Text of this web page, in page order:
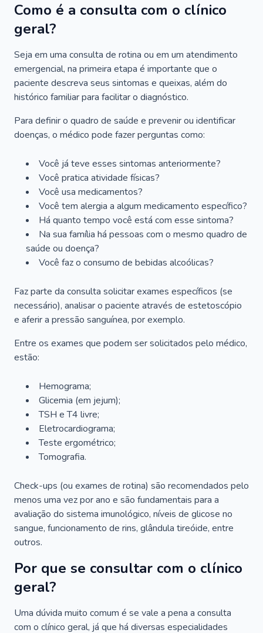
Como é a consulta com o clínico
geral?
Seja em uma consulta de rotina ou em um atendimento
emergencial, na primeira etapa é importante que o
paciente descreva seus sintomas e queixas, além do
histórico familiar para facilitar o diagnóstico.
Para definir o quadro de saúde e prevenir ou identificar
doenças, o médico pode fazer perguntas como:
Você já teve esses sintomas anteriormente?
Você pratica atividade físicas?
Você usa medicamentos?
Você tem alergia a algum medicamento específico?
Há quanto tempo você está com esse sintoma?
Na sua família há pessoas com o mesmo quadro de
saúde ou doença?
Você faz o consumo de bebidas alcoólicas?
Faz parte da consulta solicitar exames específicos (se
necessário), analisar o paciente através de estetoscópio
e aferir a pressão sanguínea, por exemplo.
Entre os exames que podem ser solicitados pelo médico,
estão:
Hemograma;
Glicemia (em jejum);
TSH e T4 livre;
Eletrocardiograma;
Teste ergométrico;
Tomografia.
Check-ups (ou exames de rotina) são recomendados pelo
menos uma vez por ano e são fundamentais para a
avaliação do sistema imunológico, níveis de glicose no
sangue, funcionamento de rins, glândula tireóide, entre
outros.
Por que se consultar com o clínico
geral?
Uma dúvida muito comum é se vale a pena a consulta
com o clínico geral, já que há diversas especialidades